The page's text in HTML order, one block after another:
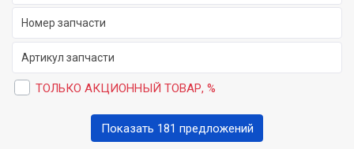
ТОЛЬКО АКЦИОННЫЙ ТОВАР, %
Показать 181 предложений